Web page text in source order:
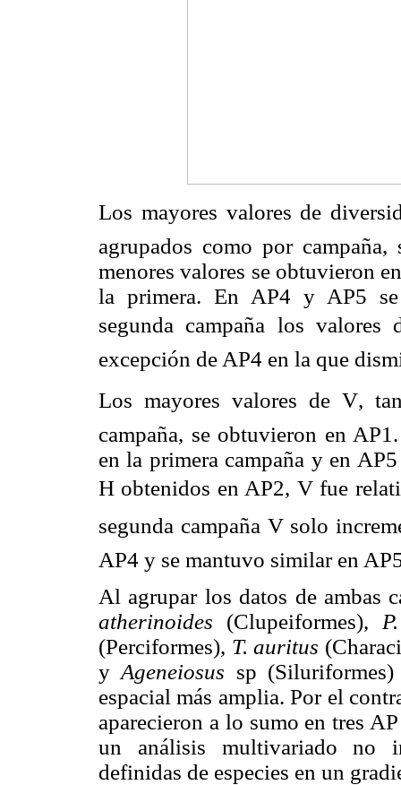
Los mayores valores de
agrupados como por
menores valores se obtuvieron
la primera. En AP4 y AP5
segunda campaña los valores
excepción de AP4 en la que
Los mayores valores de V,
campaña, se obtuvieron en
en la primera campaña y en
H obtenidos en AP2, V fue
segunda campaña V solo
AP4 y se mantuvo similar en
Al agrupar los datos de ambas
atherinoides (Clupeiformes),
(Perciformes), T. auritus
yAgeneiosus sp
espacial más amplia. Por el
aparecieron a lo sumo en tres
un análisis multivariado no
definidas de especies en un